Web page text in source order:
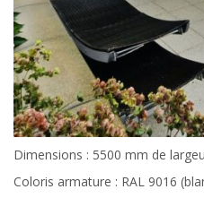
Dimensions : 5500 mm de
Coloris armature : RAL 9016